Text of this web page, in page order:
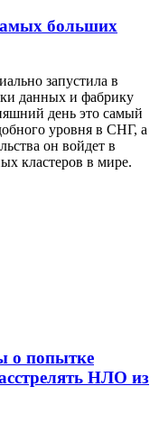
больших
запустила в
данных и фабрику
день это самый
уровня в СНГ, а
он войдет в
кластеров в мире.
о попытке
НЛО из